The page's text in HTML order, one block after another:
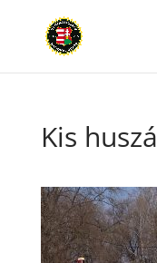
Kis